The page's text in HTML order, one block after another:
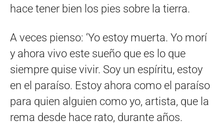
hace tener bien los pies sobre la tierra.
A veces pienso: ‘Yo estoy muerta. Yo morí
y ahora vivo este sueño que es lo que
siempre quise vivir. Soy un espíritu, estoy
en el paraíso. Estoy ahora como el paraíso
para quien alguien como yo, artista, que la
rema desde hace rato, durante años.